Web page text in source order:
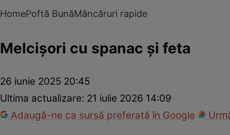
HomePoftă BunăMâncăruri rapide
Melcișori cu spanac și feta
26 iunie 2025 20:45
Ultima actualizare: 21 iulie 2026 14:09
Adaugă-ne ca sursă preferată în Google